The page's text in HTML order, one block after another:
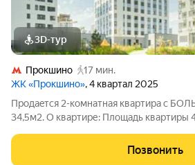
3D-тур
Прокшино
17 мин.
ЖК «Прокшино», 4 квартал 2025
Продaeтcя 2-кoмнaтная кваpтиpa с
34,5м2. О квартире: Площадь квартиры
изолированные комнаты (15 кв.м. + 13,1
Совмещенный
Позвонить